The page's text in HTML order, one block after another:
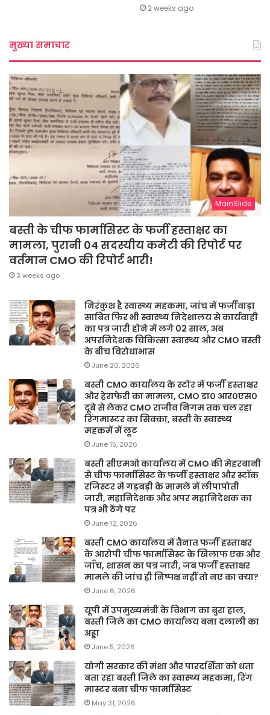
2 weeks ago
मुख्या समाचार
MainSlide
बस्ती के चीफ फार्मासिस्ट के फर्जी हस्ताक्षर का
मामला, पुरानी 04 सदस्यीय कमेटी की रिपोर्ट पर
वर्तमान CMO की रिपोर्ट भारी!
3 weeks ago
निरंकुश है स्वास्थ्य महकमा, जांच में फर्जीवाड़ा
साबित फिर भी स्वास्थ्य निदेशालय से कार्यवाही
का पत्र जारी होने में लगे 02 साल, अब
अपरनिदेशक चिकित्सा स्वास्थ्य और CMO बस्ती
के बीच विरोधाभास
June 20, 2026
बस्ती CMO कार्यालय के स्टोर में फर्जी हस्ताक्षर
और हेराफेरी का मामला, CMO डा० आर०एस०
दूबे से लेकर CMO राजीव निगम तक चल रहा
रिंगमास्टर का सिक्का, बस्ती के स्वास्थ्य
महकमें में लूट
June 15, 2026
बस्ती सीएमओ कार्यालय में CMO की मेहरबानी
से चीफ फार्मासिस्ट के फर्जी हस्ताक्षर और स्टॉक
रजिस्टर में गड़बड़ी के मामले में लीपापोती
जारी, महानिदेशक और अपर महानिदेशक का
पत्र भी ठेंगे पर
June 12, 2026
बस्ती CMO कार्यालय में तैनात फर्जी हस्ताक्षर
के आरोपी चीफ फार्मासिस्ट के खिलाफ एक और
जाँच, शासन का पत्र जारी, जब फर्जी हस्ताक्षर
मामले की जांच ही निष्पक्ष नहीं तो नए का क्या?
June 6, 2026
यूपी में उपमुख्यमंत्री के विभाग का बुरा हाल,
बस्ती जिले का CMO कार्यालय बना दलाली का
अड्डा
June 5, 2026
योगी सरकार की मंशा और पारदर्शिता को धता
बता रहा बस्ती जिले का स्वास्थ्य महकमा, रिंग
मास्टर बना चीफ फार्मासिस्ट
May 31, 2026